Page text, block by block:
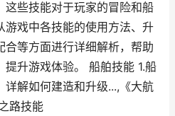
这些技能对于玩家的冒险和船
游戏中各技能的使用方法、升
等方面进行详细解析，帮助
升游戏体验。 船舶技能 1.船
解如何建造和升级...,《大航
路技能